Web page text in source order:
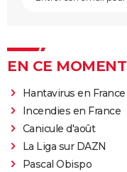
EN CE MOMENT
Hantavirus en France
Incendies en France
Canicule d'août
La Liga sur DAZN
Pascal Obispo